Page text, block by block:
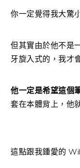
你一定覺得我大驚
但其實由於他不是
牙旋入式的，我才
他一定是希望這個
套在本體背上，他
這點跟我鍾愛的